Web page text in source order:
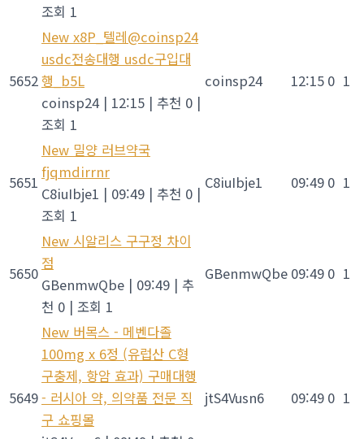
조회 1
5652
New x8P_텔레@coinsp24
usdc전송대행 usdc구입대
행_b5L
coinsp24 | 12:15 | 추천 0 |
조회 1
coinsp24 12:15 0 1
5651
New 밀양 러브약국
fjqmdirrnr
C8iuIbje1 | 09:49 | 추천 0 |
조회 1
C8iuIbje1 09:49 0 1
5650
New 시알리스 구구정 차이
점
GBenmwQbe | 09:49 | 추
천 0 | 조회 1
GBenmwQbe 09:49 0 1
5649
New 버목스 - 메벤다졸
100mg x 6정 (유럽산 C형
구충제, 항암 효과) 구매대행
- 러시아 약, 의약품 전문 직
구 쇼핑몰
jtS4Vusn6 09:49 0 1